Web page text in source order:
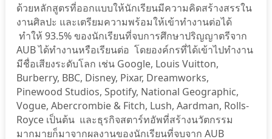
ด้วยหลักสูตรที่ออกแบบให้นักเรียนมีความคิดสร้างสรรใน
งานศิลปะ และเตรียมความพร้อมให้เข้าทำงานต่อได้
ทำให้ 93.5% ของนักเรียนที่จบการศึกษาปริญญาตรีจาก
AUB ได้ทำงานหรือเรียนต่อ โดยองค์กรที่ได้เข้าไปทำงาน
มีชื่อเสียงระดับโลก เช่น Google, Louis Vuitton,
Burberry, BBC, Disney, Pixar, Dreamworks,
Pinewood Studios, Spotify, National Geographic,
Vogue, Abercrombie & Fitch, Lush, Aardman, Rolls-
Royce เป็นต้น และธุรกิจสตาร์ทอัพที่สร้างนวัตกรรม
มากมายก็มาจากผลงานของนักเรียนที่จบจาก AUB